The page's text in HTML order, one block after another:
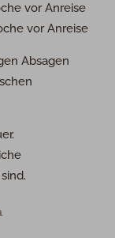
vor Anreise
vor Anreise
Absagen